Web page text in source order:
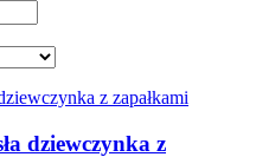
dziewczynka z